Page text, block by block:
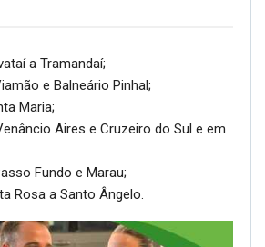
a Tramandaí;
e Balneário Pinhal;
Maria;
Aires e Cruzeiro do Sul e em
Fundo e Marau;
Rosa a Santo Ângelo.